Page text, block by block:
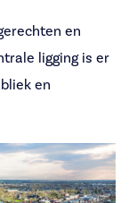
en
ligging is er
en